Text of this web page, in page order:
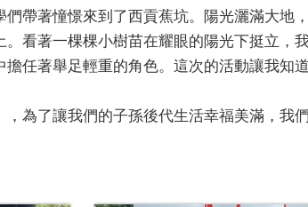
帶著憧憬來到了西貢蕉坑。陽光灑滿大地
看著一棵棵小樹苗在耀眼的陽光下挺立
任著舉足輕重的角色。這次的活動讓我知
為了讓我們的子孫後代生活幸福美滿，我